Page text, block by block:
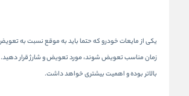
یکی از مایعات خودرو که حتما باید به موقع نسبت به
زمان مناسب تعویض شوند، مورد تعویض و شارژ قرار دهید.
بالاتر بوده و اهمیت بیشتری خواهد داشت.